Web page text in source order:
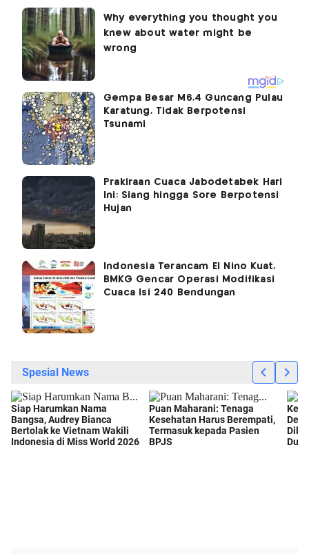
Gempa Besar M6,4 Guncang Pulau
Karatung, Tidak Berpotensi
Tsunami
Prakiraan Cuaca Jabodetabek Hari
Ini: Siang hingga Sore Berpotensi
Hujan
Indonesia Terancam El Nino Kuat,
BMKG Gencar Operasi Modifikasi
Cuaca Isi 240 Bendungan